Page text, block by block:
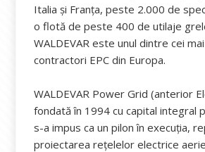
Italia și Franța, peste 2.000 de
o flotă de peste 400 de utilaje
WALDEVAR este unul dintre cei
contractori EPC din Europa.
WALDEVAR Power Grid (anterior
fondată în 1994 cu capital integral
s-a impus ca un pilon în execuția,
proiectarea rețelelor electrice